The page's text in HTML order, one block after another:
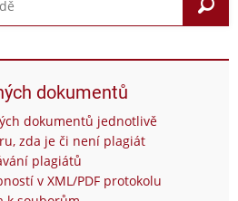
dokumentů
dokumentů jednotlivě
zda je či není plagiát
plagiátů
v XML/PDF protokolu